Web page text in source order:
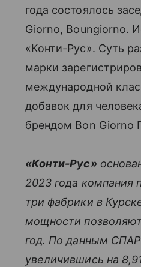
года состоялось
Giorno, Boungiorno.
«Конти-Рус». Суть
марки
международной
добавок для
брендом Bon Giorno
«Конти-Рус»
2023 года компания
три фабрики в
мощности
год. По данным
увеличившись на